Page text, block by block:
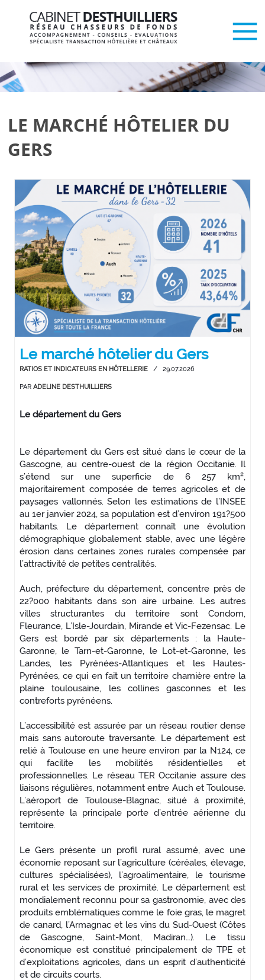
LE MARCHÉ HÔTELIER DU
GERS
Le marché hôtelier du Gers
RATIOS ET INDICATEURS EN HÔTELLERIE / 29.07.2026
PAR ADELINE DESTHUILLIERS
Le département du Gers
Le département du Gers est situé dans le cœur de la
Gascogne, au centre-ouest de la région Occitanie. Il
s’étend sur une superficie de 6 257 km²,
majoritairement composée de terres agricoles et de
paysages vallonnés. Selon les estimations de l’INSEE
au 1er janvier 2024, sa population est d’environ 191?500
habitants. Le département connaît une évolution
démographique globalement stable, avec une légère
érosion dans certaines zones rurales compensée par
l’attractivité de petites centralités.
Auch, préfecture du département, concentre près de
22?000 habitants dans son aire urbaine. Les autres
villes structurantes du territoire sont Condom,
Fleurance, L’Isle-Jourdain, Mirande et Vic-Fezensac. Le
Gers est bordé par six départements : la Haute-
Garonne, le Tarn-et-Garonne, le Lot-et-Garonne, les
Landes, les Pyrénées-Atlantiques et les Hautes-
Pyrénées, ce qui en fait un territoire charnière entre la
plaine toulousaine, les collines gasconnes et les
contreforts pyrénéens.
L’accessibilité est assurée par un réseau routier dense
mais sans autoroute traversante. Le département est
relié à Toulouse en une heure environ par la N124, ce
qui facilite les mobilités résidentielles et
professionnelles. Le réseau TER Occitanie assure des
liaisons régulières, notamment entre Auch et Toulouse.
L’aéroport de Toulouse-Blagnac, situé à proximité,
représente la principale porte d’entrée aérienne du
territoire.
Le Gers présente un profil rural assumé, avec une
économie reposant sur l’agriculture (céréales, élevage,
cultures spécialisées), l’agroalimentaire, le tourisme
rural et les services de proximité. Le département est
mondialement reconnu pour sa gastronomie, avec des
produits emblématiques comme le foie gras, le magret
de canard, l’Armagnac et les vins du Sud-Ouest (Côtes
de Gascogne, Saint-Mont, Madiran…). Le tissu
économique est constitué principalement de TPE et
d’exploitations agricoles, dans un esprit d’authenticité
et de circuits courts.